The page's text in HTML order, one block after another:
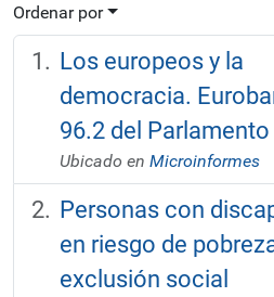
Ordenar por
Los europeos y la
democracia.
96.2 del
Ubicado en Microinformes
Personas con
en riesgo de
exclusión social